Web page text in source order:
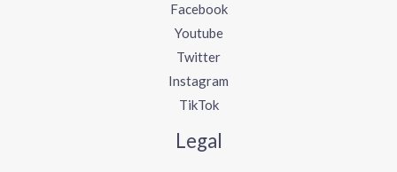
Facebook
Youtube
Twitter
Instagram
TikTok
Legal